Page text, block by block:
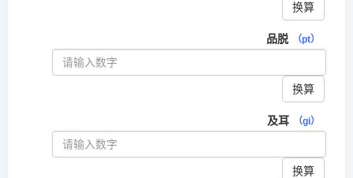
换算
品脱 （pt）
换算
及耳 （gi）
换算